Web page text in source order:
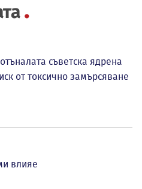
съветска ядрена
от токсично замърсяване
влияе